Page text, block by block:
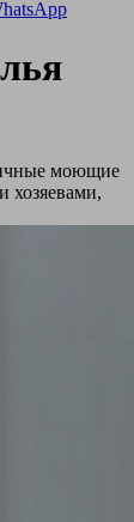
моющие
хозяевами,